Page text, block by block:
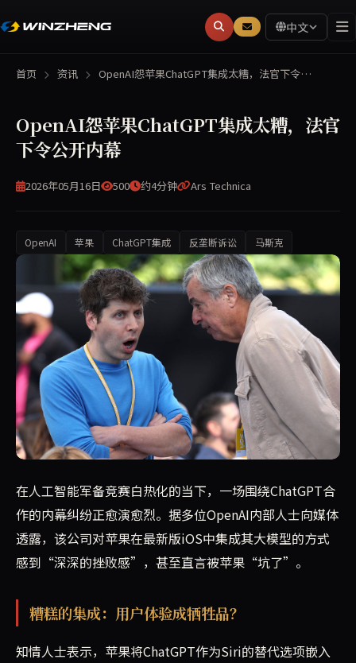
中文
首页 资讯 OpenAI怨苹果ChatGPT集成太糟，法官下令…
OpenAI怨苹果ChatGPT集成太糟，法官
下令公开内幕
2026年05月16日 500 约4分钟 Ars Technica
OpenAI 苹果 ChatGPT集成 反垄断诉讼 马斯克
据内部人士透露，OpenAI对苹果在iOS系统中整合
在人工智能军备竞赛白热化的当下，一场围绕ChatGPT合
作的内幕纠纷正愈演愈烈。据多位OpenAI内部人士向媒体
透露，该公司对苹果在最新版iOS中集成其大模型的方式
感到“深深的挫败感”，甚至直言被苹果“坑了”。
糟糕的集成：用户体验成牺牲品？
知情人士表示，苹果将ChatGPT作为Siri的替代选项嵌入